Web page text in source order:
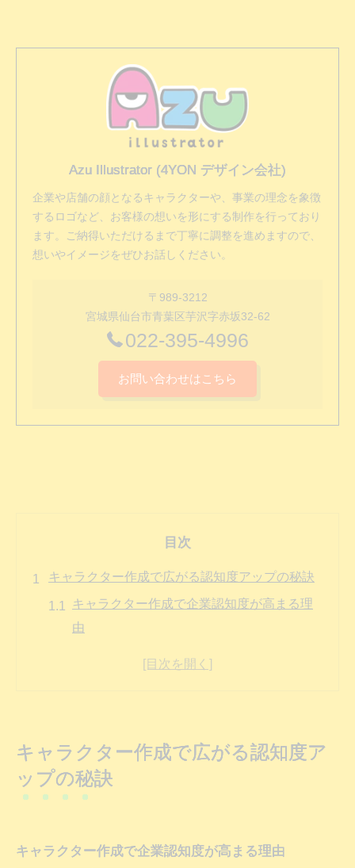
Azu Illustrator (4YON デザイン会社)
企業や店舗の顔となるキャラクターや、事業の理念を象徴
するロゴなど、お客様の想いを形にする制作を行っており
ます。ご納得いただけるまで丁寧に調整を進めますので、
想いやイメージをぜひお話しください。
〒989-3212
宮城県仙台市青葉区芋沢字赤坂32-62
022-395-4996
お問い合わせはこちら
目次
キャラクター作成で広がる認知度アップの秘訣
キャラクター作成で企業認知度が高まる理
由
キャラクター作成がもたらすブランド効果
とは
キャラクター作成アイデアを生む発想法ま
キャラクター作成で広がる認知度ア
ップの秘訣
キャラクター作成で企業認知度が高まる理由